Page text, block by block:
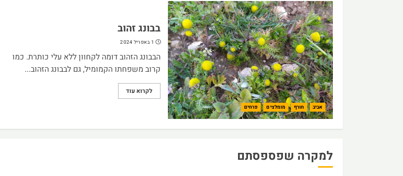
אביב חורף מומלצים פרחים
בבונג זהוב
1 באפריל 2024
הבבונג הזהוב דומה לקחוון ללא עלי כותרת. כמו
קרוב משפחתו הקמומיל, גם לבבונג הזהוב...
לקרוא עוד
למקרה שפספסתם